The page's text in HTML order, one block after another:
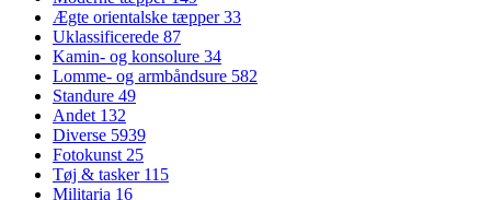
Ægte orientalske tæpper33
Uklassificerede 87
Kamin- og konsolure 34
Lomme- og armbåndsure 582
Standure 49
Andet 132
Diverse 5939
Fotokunst 25
Tøj & tasker 115
Militaria 16